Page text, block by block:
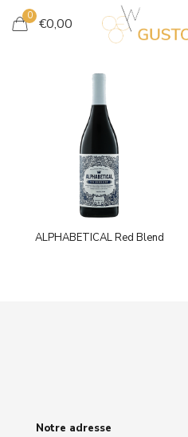
0 €0,00
ALPHABETICAL Red Blend
Notre adresse